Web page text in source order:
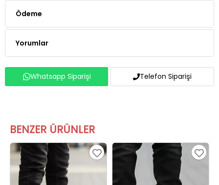
Ödeme
Yorumlar
Whatsapp Siparişi Telefon Siparişi
BENZER ÜRÜNLER